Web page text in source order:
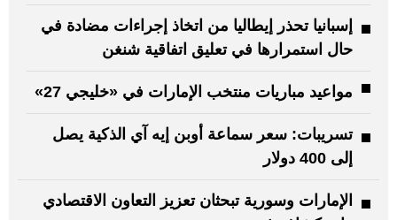
إسبانيا تحذر إيطاليا من اتخاذ إجراءات مضادة في
حال استمرارها في تعليق اتفاقية شنغن
مواعيد مباريات منتخب الإمارات في «خليجي 27»
تسريبات: سعر سماعة أوبن إيه آي الذكية يصل
إلى 400 دولار
الإمارات وسورية تبحثان تعزيز التعاون الاقتصادي